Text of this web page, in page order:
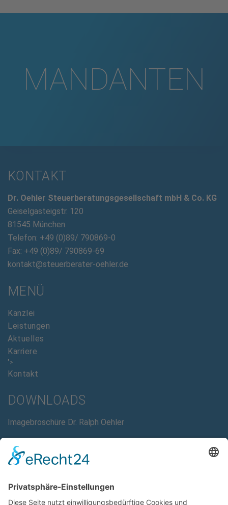
MANDANTEN
KONTAKT
Dr. Oehler Steuerberatungsgesellschaft mbH & Co. KG
Geiselgasteigstr. 120
81545 München
Telefon: +49 (0)89/ 790869-0
Fax: +49 (0)89/ 790869-69
kontakt@steuerberater-oehler.de
MENÜ
Kanzlei
Leistungen
Aktuelles
Karriere
">
Kontakt
DOWNLOADS
Imagebroschüre Dr. Ralph Oehler
AAB Allgemeine Auftragsbedingungen